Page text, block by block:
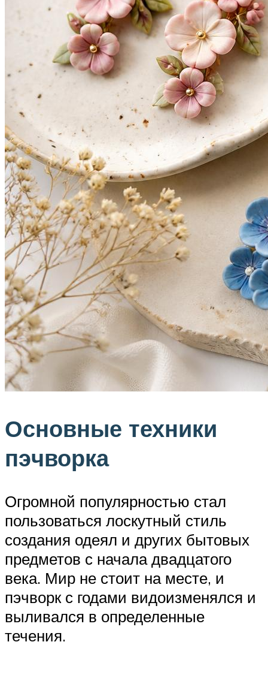
Основные техники
пэчворка
Огромной популярностью стал
пользоваться лоскутный стиль
создания одеял и других бытовых
предметов с начала двадцатого
века. Мир не стоит на месте, и
пэчворк с годами видоизменялся и
выливался в определенные
течения.